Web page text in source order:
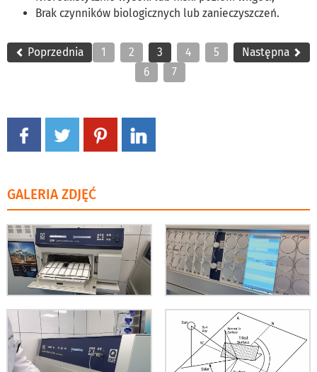
Brak czynników biologicznych lub zanieczyszczeń.
Poprzednia 1 2 3 4
5
6
7
Następna
GALERIA ZDJĘĆ